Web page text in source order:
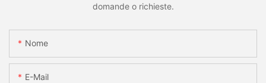
domande o richieste.
Nome
E-Mail